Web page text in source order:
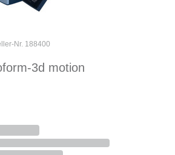
Nr. 188400
3d motion